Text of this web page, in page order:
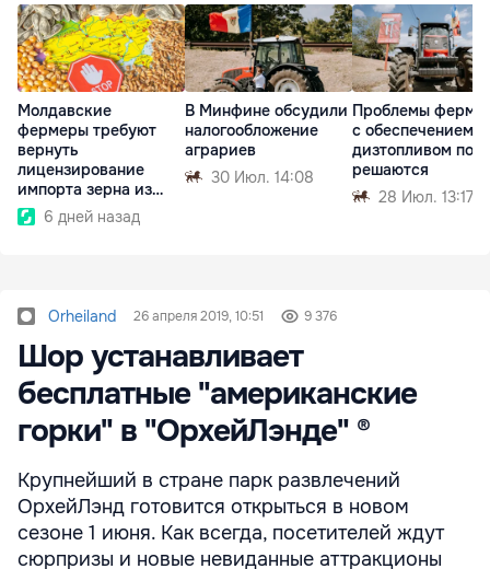
Молдавские
фермеры требуют
вернуть
лицензирование
импорта зерна из
Украины
6 дней назад
В Минфине обсудили
налогообложение
аграриев
30 Июл. 14:08
Проблемы
с обеспечением
дизтопливом
решаются
28 Июл. 13:17
Orheiland 26 апреля 2019, 10:51 9 376
Шор устанавливает
бесплатные "американские
горки" в "ОрхейЛэнде" ®
Крупнейший в стране парк развлечений
ОрхейЛэнд готовится открыться в новом
сезоне 1 июня. Как всегда, посетителей ждут
сюрпризы и новые невиданные аттракционы